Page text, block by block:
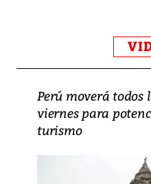
Perú moverá todos
viernes para
turismo